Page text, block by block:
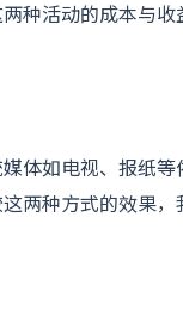
种活动的成本与
体如电视、报纸等
两种方式的效果